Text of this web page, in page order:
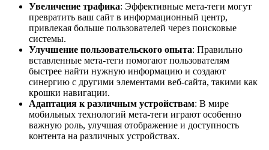
Увеличение трафика: Эффективные мета-теги могут
превратить ваш сайт в информационный центр,
привлекая больше пользователей через поисковые
системы.
Улучшение пользовательского опыта: Правильно
вставленные мета-теги помогают пользователям
быстрее найти нужную информацию и создают
синергию с другими элементами веб-сайта, такими как
крошки навигации.
Адаптация к различным устройствам: В мире
мобильных технологий мета-теги играют особенно
важную роль, улучшая отображение и доступность
контента на различных устройствах.